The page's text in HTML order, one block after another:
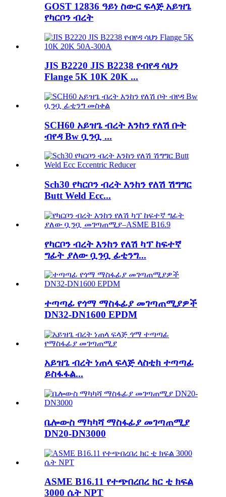
GOST 12836 ዓይነ ስውር ፍላጅ አይዝጌ
የካርቦን ብረት
JIS B2220 JIS B2238 የብየዳ ሳህን
Flange 5K 10K 20K ...
SCH60 አይዝጌ ብረት እንከን የለሽ ቡት
ብየዳ Bw ቧንቧ ...
Sch30 የካርቦን ብረት እንከን የለሽ ሽግግር
Butt Weld Ecc...
የካርቦን ብረት እንከን የለሽ ካፕ ከፍተኛ
ግፊት ያለው ቧንቧ ፊቲንግ...
ተጣጣፊ የጎማ ማስፋፊያ መገጣጠሚያዎች
DN32-DN1600 EPDM
አይዝጌ ብረት ነጠላ ፍላጅ ላስቲክ ተጣጣፊ
ይስፋፋል...
ቤሎውስ ማካካሻ ማስፋፊያ መገጣጠሚያ
DN20-DN3000
ASME B16.11 የተጭበረበረ ክር ቲ ክፍል
3000 ሴት NPT